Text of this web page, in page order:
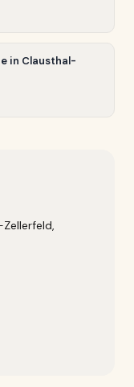
in Clausthal-